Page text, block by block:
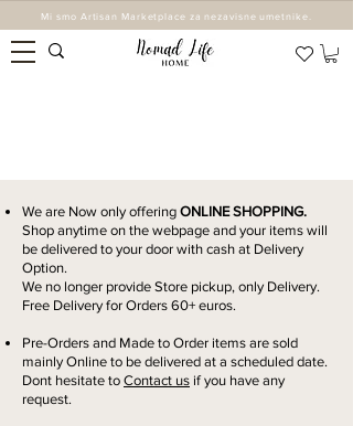
Mi smo Artisan Marketplace za nezavisne umetnike.
We are Now only offering ONLINE SHOPPING.
Shop anytime on the webpage and your items will
be delivered to your door with cash at Delivery
Option.
We no longer provide Store pickup, only Delivery.
Free Delivery for Orders 60+ euros.
Pre-Orders and Made to Order items are sold
mainly Online to be delivered at a scheduled date.
Dont hesitate to Contact us if you have any
request.